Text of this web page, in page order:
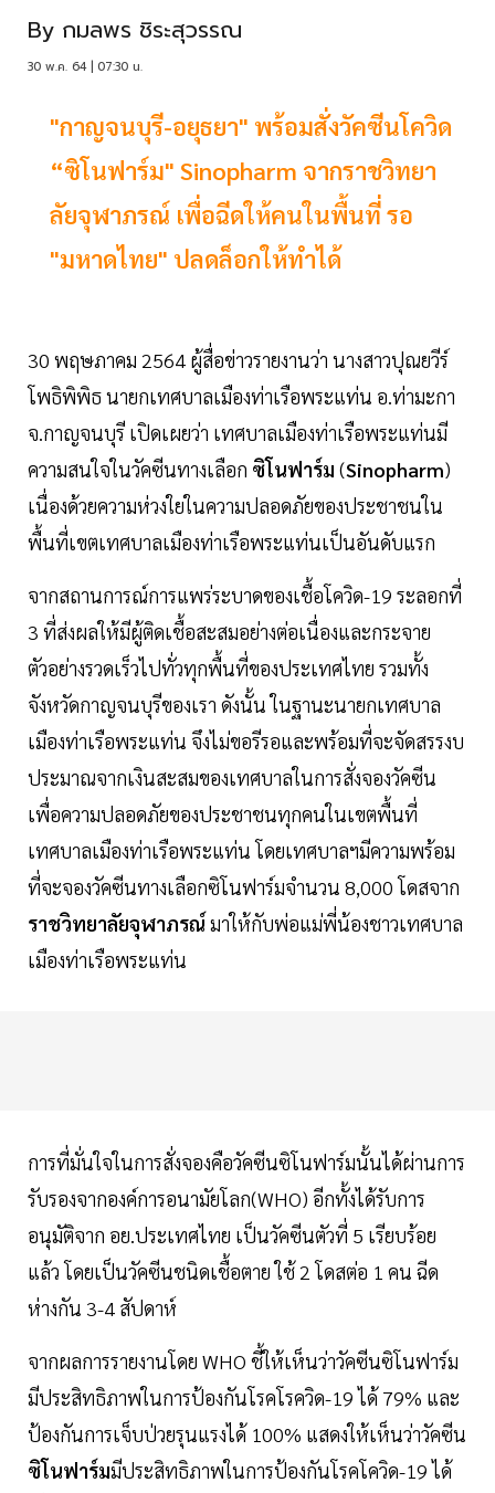
By กมลพร ชิระสุวรรณ
30 พ.ค. 64 | 07:30 น.
"กาญจนบุรี-อยุธยา" พร้อมสั่งวัคซีนโควิด
“ซิโนฟาร์ม" Sinopharm จากราชวิทยา
ลัยจุฬาภรณ์ เพื่อฉีดให้คนในพื้นที่ รอ
"มหาดไทย" ปลดล็อกให้ทำได้
30 พฤษภาคม 2564 ผู้สื่อข่าวรายงานว่า นางสาวปุณยวีร์
โพธิพิพิธ นายกเทศบาลเมืองท่าเรือพระแท่น อ.ท่ามะกา
จ.กาญจนบุรี เปิดเผยว่า เทศบาลเมืองท่าเรือพระแท่นมี
ความสนใจในวัคซีนทางเลือก ซิโนฟาร์ม (Sinopharm)
เนื่องด้วยความห่วงใยในความปลอดภัยของประชาชนใน
พื้นที่เขตเทศบาลเมืองท่าเรือพระแท่นเป็นอันดับแรก
จากสถานการณ์การแพร่ระบาดของเชื้อโควิด-19 ระลอกที่
3 ที่ส่งผลให้มีผู้ติดเชื้อสะสมอย่างต่อเนื่องและกระจาย
ตัวอย่างรวดเร็วไปทั่วทุกพื้นที่ของประเทศไทย รวมทั้ง
จังหวัดกาญจนบุรีของเรา ดังนั้น ในฐานะนายกเทศบาล
เมืองท่าเรือพระแท่น จึงไม่ขอรีรอและพร้อมที่จะจัดสรรงบ
ประมาณจากเงินสะสมของเทศบาลในการสั่งจองวัคซีน
เพื่อความปลอดภัยของประชาชนทุกคนในเขตพื้นที่
เทศบาลเมืองท่าเรือพระแท่น โดยเทศบาลฯมีความพร้อม
ที่จะจองวัคซีนทางเลือกซิโนฟาร์มจำนวน 8,000 โดสจาก
ราชวิทยาลัยจุฬาภรณ์ มาให้กับพ่อแม่พี่น้องชาวเทศบาล
เมืองท่าเรือพระแท่น
การที่มั่นใจในการสั่งจองคือวัคซีนซิโนฟาร์มนั้นได้ผ่านการ
รับรองจากองค์การอนามัยโลก(WHO) อีกทั้งได้รับการ
อนุมัติจาก อย.ประเทศไทย เป็นวัคซีนตัวที่ 5 เรียบร้อย
แล้ว โดยเป็นวัคซีนชนิดเชื้อตาย ใช้ 2 โดสต่อ 1 คน ฉีด
ห่างกัน 3-4 สัปดาห์
จากผลการรายงานโดย WHO ชี้ให้เห็นว่าวัคซีนซิโนฟาร์ม
มีประสิทธิภาพในการป้องกันโรคโรควิด-19 ได้ 79% และ
ป้องกันการเจ็บป่วยรุนแรงได้ 100% แสดงให้เห็นว่าวัคซีน
ซิโนฟาร์มมีประสิทธิภาพในการป้องกันโรคโควิด-19 ได้